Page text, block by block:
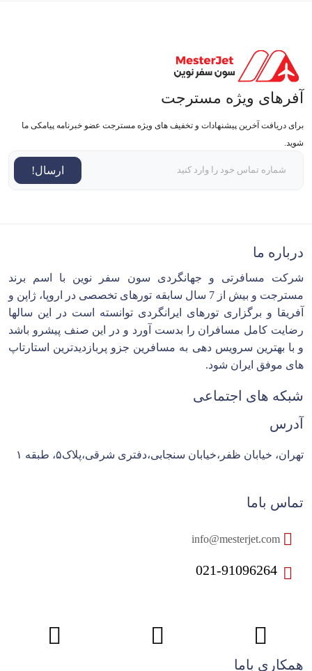
آفرهای ویژه مسترجت
برای دریافت آخرین پیشنهادات و تخفیف های ویژه مسترجت عضو خبرنامه پیامکی ما
شوید.
ارسال!
درباره ما
شرکت مسافرتی و جهانگردی سون سفر نوین با اسم برند
مسترجت و بیش از 7 سال سابقه تورهای تخصصی در اروپا، ژاپن و
آفریقا و برگزاری تورهای ایرانگردی توانسته است در این سالها
رضایت کامل مسافران را بدست آورد و در این صنف پیشرو باشد
و با بهترین سرویس دهی به مسافرین جزو پربازدیدترین استارتاپ
های موفق ایران شود.
شبکه های اجتماعی
آدرس
تهران، خیابان ظفر،خیابان سنجابی،دفتری شرقی،پلاک۵، طبقه ۱
تماس باما
021-91096264
همکاری باما